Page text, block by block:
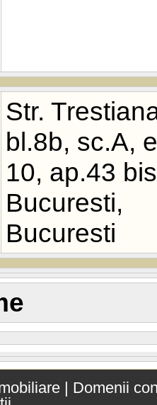
Str.
bl.8b, sc.A,
10, ap.43
Bucuresti,
Bucuresti
| Domenii